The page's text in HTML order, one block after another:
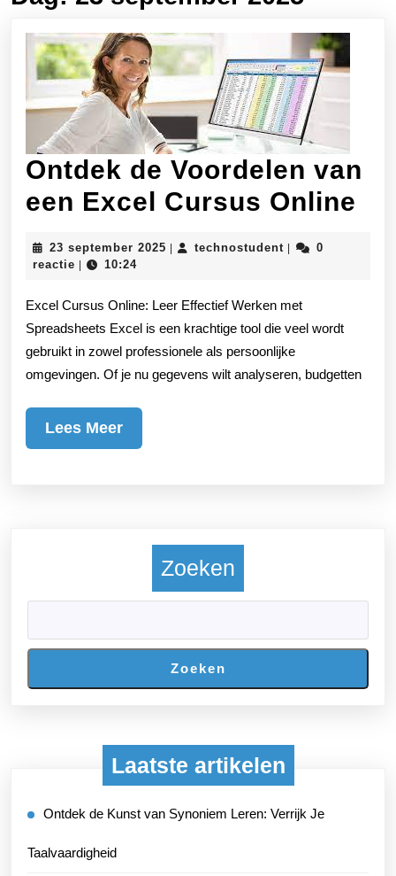
Ontdek de Voordelen van
een Excel Cursus Online
23 september 2025 23
technostudent technostudent
0
reactie
10:24
Excel Cursus Online: Leer Effectief Werken met
Spreadsheets Excel is een krachtige tool die veel wordt
gebruikt in zowel professionele als persoonlijke
omgevingen. Of je nu gegevens wilt analyseren, budgetten
Lees MeerLees
Meer
Zoeken
Zoeken
Laatste artikelen
Ontdek de Kunst van Synoniem Leren: Verrijk Je
Taalvaardigheid